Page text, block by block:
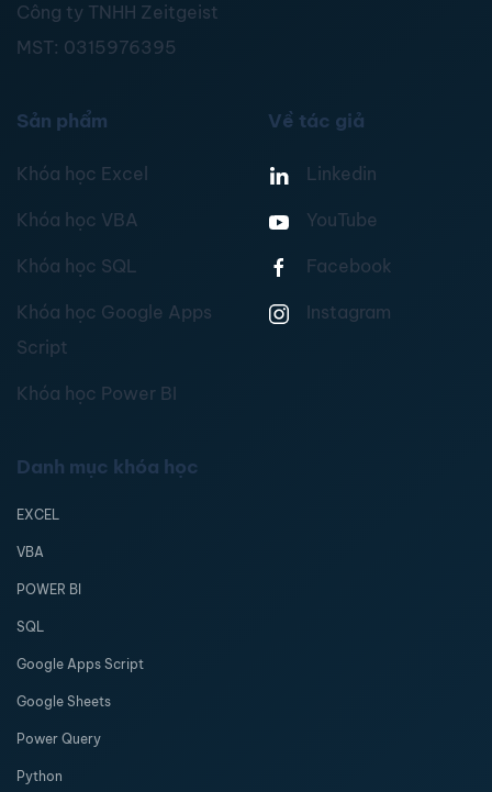
Công ty TNHH Zeitgeist
MST: 0315976395
Sản phẩm
Khóa học Excel
Khóa học VBA
Khóa học SQL
Khóa học Google Apps
Script
Khóa học Power BI
Về tác giả
Linkedin
YouTube
Facebook
Instagram
Danh mục khóa học
EXCEL
VBA
POWER BI
SQL
Google Apps Script
Google Sheets
Power Query
Python